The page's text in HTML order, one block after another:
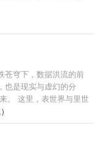
，人命渺如尘埃； 在这
将倾，有人见一戏子屹
笑时哭， 时代的帘幕
，对着累累众生轻声
苍穹下，数据洪流的前
也是现实与虚幻的分
。 这里，表世界与里世
之墙近在眼前。 黑暗
朋友，我们不能用温柔